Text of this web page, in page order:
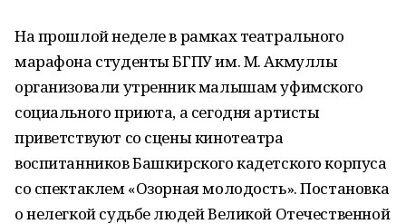
На прошлой неделе в рамках театрального
марафона студенты БГПУ им. М. Акмуллы
организовали утренник малышам уфимского
социального приюта, а сегодня артисты
приветствуют со сцены кинотеатра
воспитанников Башкирского кадетского корпуса
со спектаклем «Озорная молодость». Постановка
о нелегкой судьбе людей Великой Отечественной